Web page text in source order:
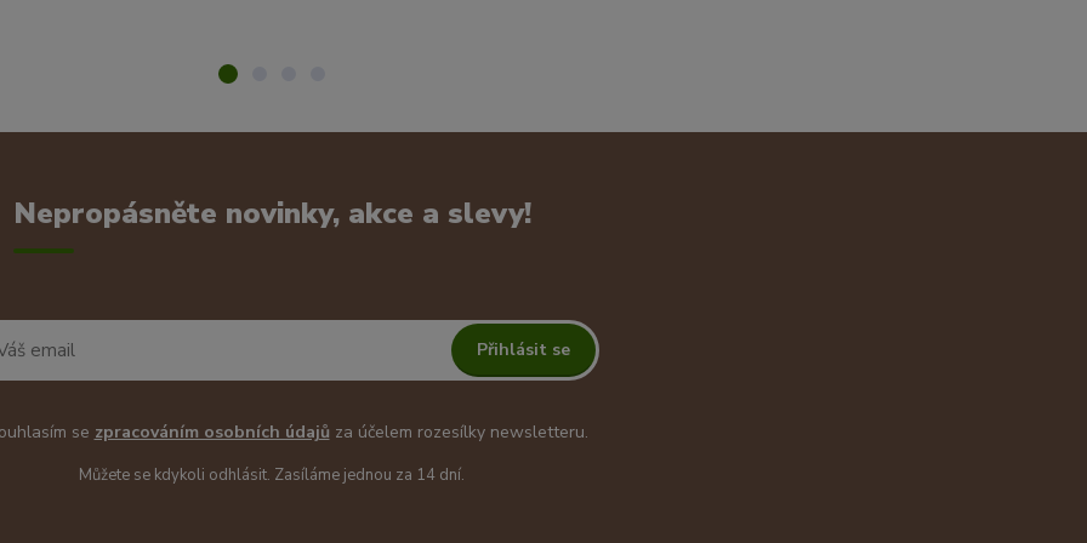
Nepropásněte novinky, akce a slevy!
Přihlásit se
se zpracováním osobních údajů za účelem rozesílky newsletteru.
Můžete se kdykoli odhlásit. Zasíláme jednou za 14 dní.